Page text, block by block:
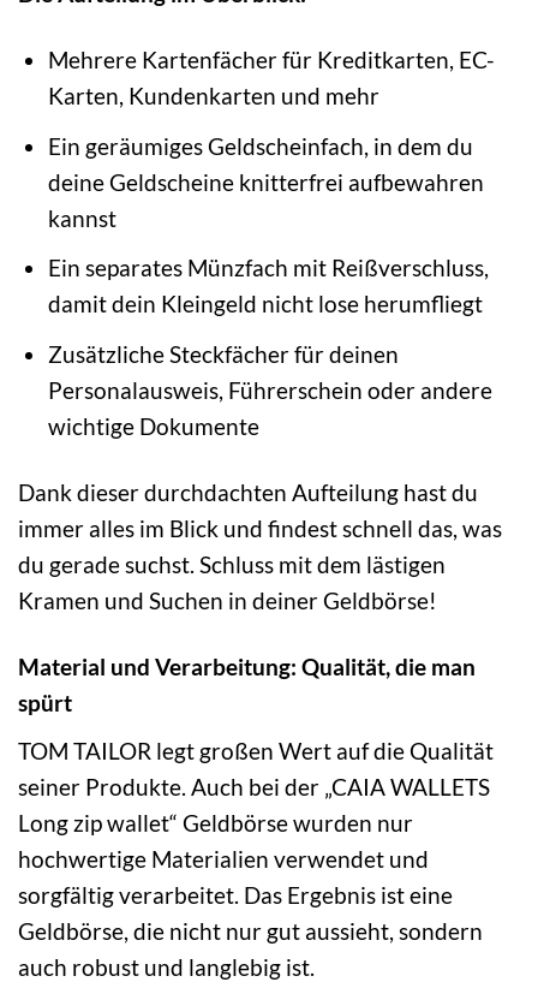
Mehrere Kartenfächer für Kreditkarten, EC-
Karten, Kundenkarten und mehr
Ein geräumiges Geldscheinfach, in dem du
deine Geldscheine knitterfrei aufbewahren
kannst
Ein separates Münzfach mit Reißverschluss,
damit dein Kleingeld nicht lose herumfliegt
Zusätzliche Steckfächer für deinen
Personalausweis, Führerschein oder andere
wichtige Dokumente
Dank dieser durchdachten Aufteilung hast du
immer alles im Blick und findest schnell das, was
du gerade suchst. Schluss mit dem lästigen
Kramen und Suchen in deiner Geldbörse!
Material und Verarbeitung: Qualität, die man
spürt
TOM TAILOR legt großen Wert auf die Qualität
seiner Produkte. Auch bei der „CAIA WALLETS
Long zip wallet“ Geldbörse wurden nur
hochwertige Materialien verwendet und
sorgfältig verarbeitet. Das Ergebnis ist eine
Geldbörse, die nicht nur gut aussieht, sondern
auch robust und langlebig ist.